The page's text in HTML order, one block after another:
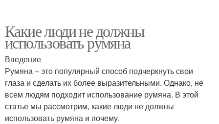
Какие люди не должны
использовать румяна
Введение
Румяна – это популярный способ подчеркнуть свои
глаза и сделать их более выразительными. Однако, не
всем людям подходит использование румяна. В этой
статье мы рассмотрим, какие люди не должны
использовать румяна и почему.